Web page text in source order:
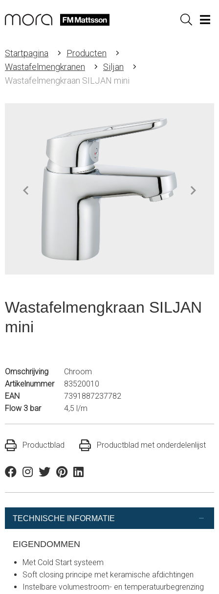
Sök
Startpagina
Producten
Wastafelmengkranen
Siljan
Wastafelmengkraan SILJAN mini
Wastafelmengkraan SILJAN
mini
Omschrijving
Chroom
Artikelnummer
83520010
EAN
7391887237782
Flow 3 bar
4,5 l/m
Productblad Productblad met onderdelenlijst
FacebookInstagram
TwitterPinterestLinkedin
TECHNISCHE INFORMATIE
EIGENDOMMEN
Met Cold Start systeem
Soft closing principe met keramische afdichtingen
Instelbare volumestroom- en temperatuurbegrenzing